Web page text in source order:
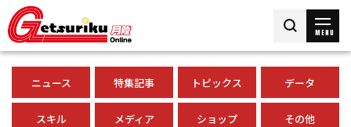
MENU
ニュース 特集記事 トピックス データ
スキル メディア ショップ その他